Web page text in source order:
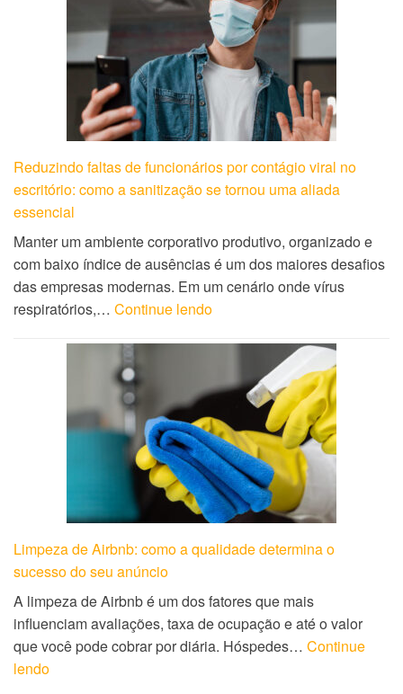
Reduzindo faltas de funcionários por contágio viral no
escritório: como a sanitização se tornou uma aliada
essencial
Manter um ambiente corporativo produtivo, organizado e
com baixo índice de ausências é um dos maiores desafios
das empresas modernas. Em um cenário onde vírus
respiratórios,… Continue lendo
Limpeza de Airbnb: como a qualidade determina o
sucesso do seu anúncio
A limpeza de Airbnb é um dos fatores que mais
influenciam avaliações, taxa de ocupação e até o valor
que você pode cobrar por diária. Hóspedes… Continue
lendo